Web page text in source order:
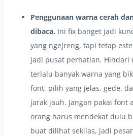
Penggunaan warna cerah
dibaca. Ini fix banget jadi
yang ngejreng, tapi tetap
jadi pusat perhatian. Hindari
terlalu banyak warna yang
font, pilih yang jelas, gede,
jarak jauh. Jangan pakai font
orang harus mendekat dulu
buat dilihat sekilas, jadi